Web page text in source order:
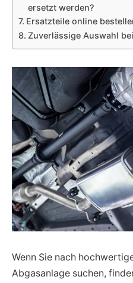
ersetzt werden?
Ersatzteile online
Zuverlässige Auswahl
Wenn Sie nach
Abgasanlage suchen,